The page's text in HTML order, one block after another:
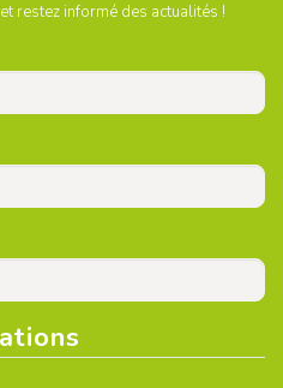
restez informé des actualités !